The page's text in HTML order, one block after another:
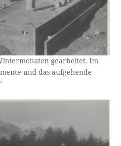
gearbeitet. Im
und das aufgehende